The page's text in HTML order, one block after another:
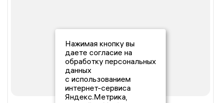
Нажимая кнопку вы
даете согласие на
обработку персональных
данных
с использованием
интернет-сервиса
Яндекс.Метрика,